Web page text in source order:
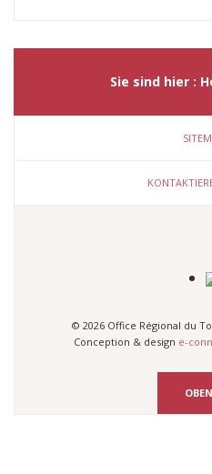
Sie sind hier :
© 2026 Office Régional du
Conception & design e-
OBEN